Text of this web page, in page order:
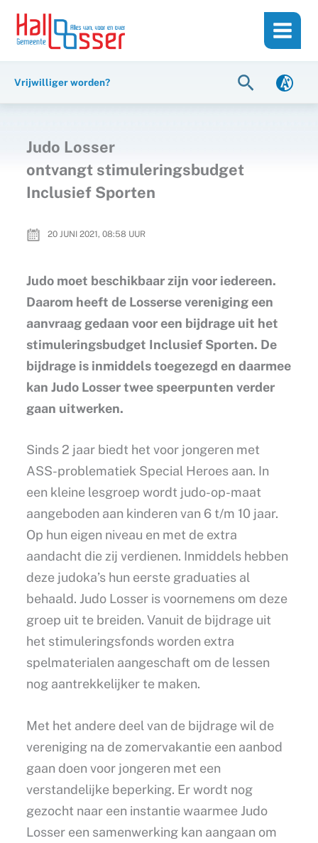
inhoud
naar
Vrijwilliger worden? Zoeken
Judo Losser
ontvangt stimuleringsbudget
Inclusief Sporten
20 JUNI 2021, 08:58 UUR
Judo moet beschikbaar zijn voor iedereen.
Daarom heeft de Losserse vereniging een
aanvraag gedaan voor een bijdrage uit het
stimuleringsbudget Inclusief Sporten. De
bijdrage is inmiddels toegezegd en daarmee
kan Judo Losser twee speerpunten verder
gaan uitwerken.
Sinds 2 jaar biedt het voor jongeren met
ASS-problematiek Special Heroes aan. In
een kleine lesgroep wordt judo-op-maat
aangeboden aan kinderen van 6 t/m 10 jaar.
Op hun eigen niveau en met de extra
aandacht die zij verdienen. Inmiddels hebben
deze judoka’s hun eerste graduaties al
behaald. Judo Losser is voornemens om deze
groep uit te breiden. Vanuit de bijdrage uit
het stimuleringsfonds worden extra
spelmaterialen aangeschaft om de lessen
nog aantrekkelijker te maken.
Met het andere deel van de bijdrage wil de
vereniging na de zomervakantie een aanbod
gaan doen voor jongeren met een
verstandelijke beperking. Er wordt nog
gezocht naar een instantie waarmee Judo
Losser een samenwerking kan aangaan om